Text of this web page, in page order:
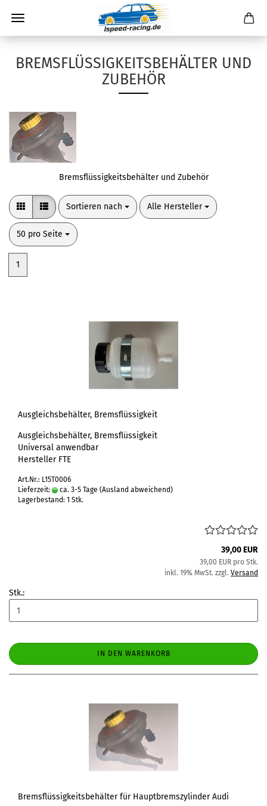
BREMSFLÜSSIGKEITSBEHÄLTER UND
ZUBEHÖR
Bremsflüssigkeitsbehälter und Zubehör
Sortieren nach
Sortieren nach Alle Hersteller
pro Seite
50 pro Seite
pro Seite
1
Ausgleichsbehälter, Bremsflüssigkeit
Ausgleichsbehälter, Bremsflüssigkeit
Universal anwendbar
Hersteller FTE
Art.Nr.: L15T0006
Lieferzeit:
ca. 3-5 Tage (Ausland abweichend)
Lagerbestand: 1 Stk.
39,00 EUR
39,00 EUR pro Stk.
inkl. 19% MwSt. zzgl. Versand
Stk.:
IN DEN WARENKORB
Bremsflüssigkeitsbehälter für Hauptbremszylinder Audi